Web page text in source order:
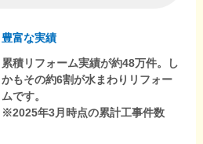
豊富な実績
累積リフォーム実績が約48万件。し
かもその約6割が水まわりリフォー
ムです。
※2025年3月時点の累計工事件数